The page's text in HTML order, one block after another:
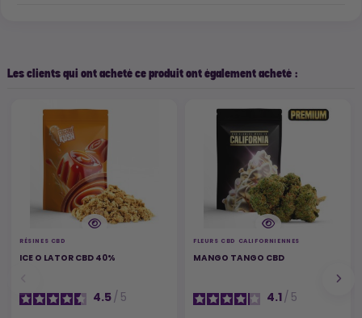
Les clients qui ont acheté ce produit ont également acheté :
RÉSINES CBD
ICE O LATOR CBD 40%
4.5/ 5
FLEURS CBD CALIFORNIENNES
MANGO TANGO CBD
4.1/ 5